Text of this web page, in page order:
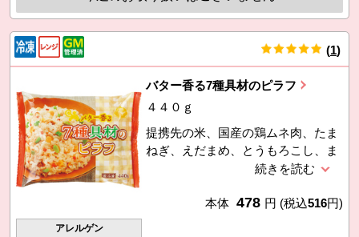
(1)
アレルゲン
バター香る7種具材のピラフ
４４０ｇ
提携先の米、国産の鶏ムネ肉、たま
ねぎ、えだまめ、とうもろこし、ま
いたけ、にんじん、いんげんを使用
子レンジで温めるだけで食べられま
本体 478 円 (税込516円)